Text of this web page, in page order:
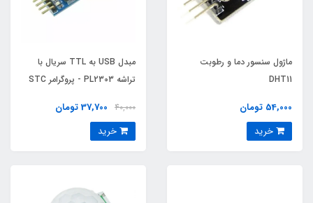
ماژول سنسور دما و رطوبت
DHT11
54,000 تومان
مبدل USB به TTL سریال با
تراشه PL2303 - پروگرامر STC
40,000 37,700 تومان